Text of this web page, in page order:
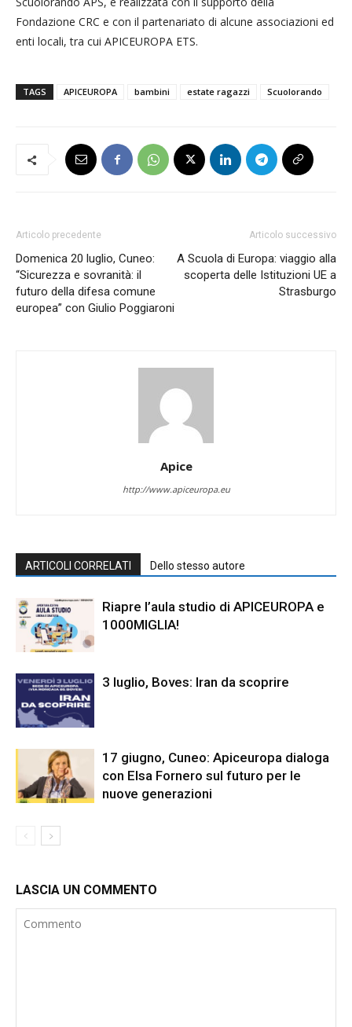
Fondazione CRC e con il partenariato di alcune associazioni ed
enti locali, tra cui APICEUROPA ETS.
TAGS APICEUROPA bambini estate ragazzi Scuolorando
Articolo precedente
Domenica 20 luglio, Cuneo:
“Sicurezza e sovranità: il
futuro della difesa comune
europea” con Giulio Poggiaroni
Articolo successivo
A Scuola di Europa: viaggio alla
scoperta delle Istituzioni UE a
Strasburgo
Apice
http://www.apiceuropa.eu
ARTICOLI CORRELATI Dello stesso autore
Riapre l’aula studio di APICEUROPA e
1000MIGLIA!
3 luglio, Boves: Iran da scoprire
17 giugno, Cuneo: Apiceuropa dialoga
con Elsa Fornero sul futuro per le
nuove generazioni
LASCIA UN COMMENTO